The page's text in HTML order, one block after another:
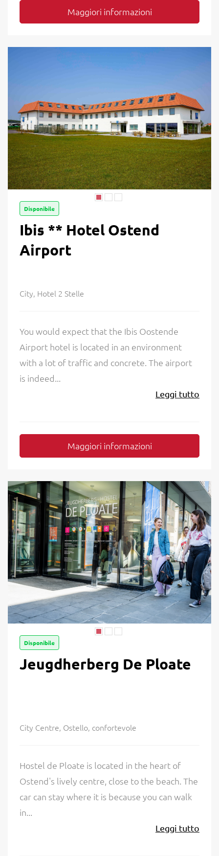
Maggiori informazioni
Disponibile
Ibis ** Hotel Ostend
Airport
City, Hotel 2 Stelle
You would expect that the Ibis Oostende
Airport hotel is located in an environment
with a lot of traffic and concrete. The airport
is indeed...
Leggi tutto
Maggiori informazioni
Disponibile
Jeugdherberg De Ploate
City Centre, Ostello, confortevole
Hostel de Ploate is located in the heart of
Ostend's lively centre, close to the beach. The
car can stay where it is because you can walk
in...
Leggi tutto